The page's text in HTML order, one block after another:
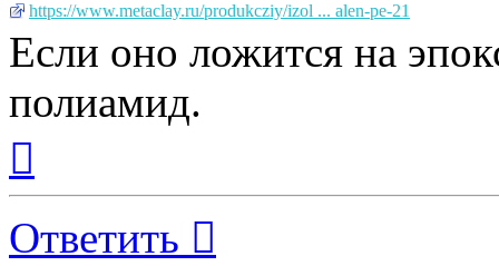
https://www.metaclay.ru/produkcziy/izol ... alen-pe-21
Если оно ложится на
полиамид.
началу
Ответить